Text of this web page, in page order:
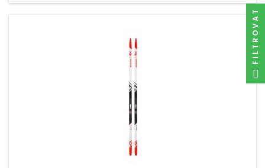
FILTROVAT